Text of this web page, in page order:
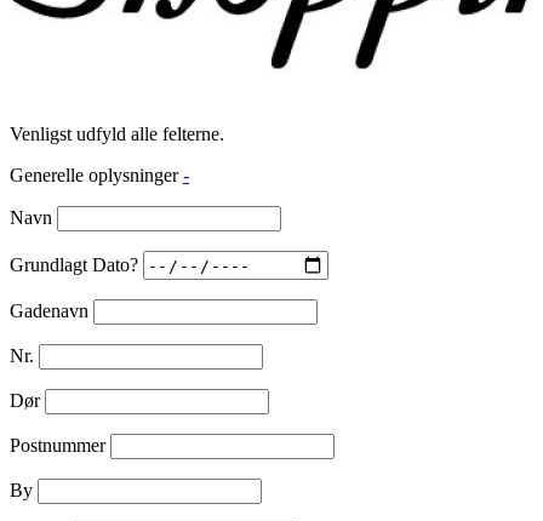
Venligst udfyld alle felterne.
Generelle oplysninger -
Navn
Grundlagt Dato?
Gadenavn
Nr.
Dør
Postnummer
By